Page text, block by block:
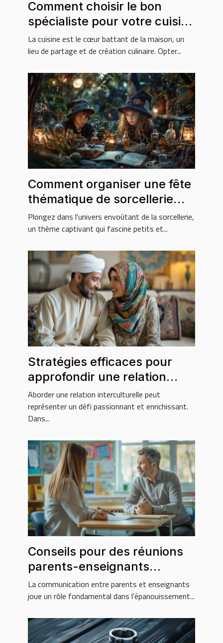
Comment choisir le bon
spécialiste pour votre cuisine
sur mesure
La cuisine est le cœur battant de la maison, un
lieu de partage et de création culinaire. Opter...
Comment organiser une fête
thématique de sorcellerie
pour enfants
Plongez dans l'univers envoûtant de la sorcellerie,
un thème captivant qui fascine petits et...
Stratégies efficaces pour
approfondir une relation
avec un partenaire
musulman
Aborder une relation interculturelle peut
représenter un défi passionnant et enrichissant.
Dans...
Conseils pour des réunions
parents-enseignants
constructives
La communication entre parents et enseignants
joue un rôle fondamental dans l'épanouissement...